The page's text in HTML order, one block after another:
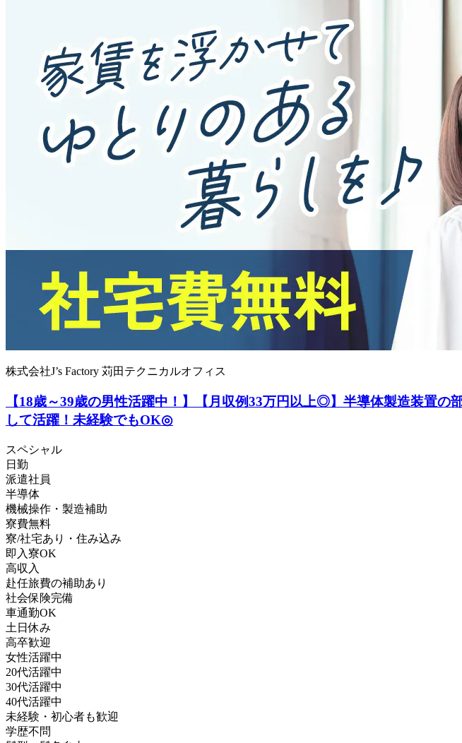
株式会社J’s Factory 苅田テクニカルオフィス
【18歳～39歳の男性活躍中！】【月収例33万円以上◎】半導体製造装置
して活躍！未経験でもOK◎
スペシャル
日勤
派遣社員
半導体
機械操作・製造補助
寮費無料
寮/社宅あり・住み込み
即入寮OK
高収入
赴任旅費の補助あり
社会保険完備
車通勤OK
土日休み
高卒歓迎
女性活躍中
20代活躍中
30代活躍中
40代活躍中
未経験・初心者も歓迎
学歴不問